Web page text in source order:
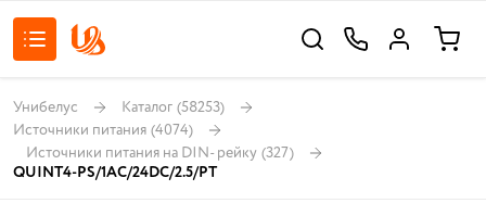
Унибелус Каталог (58253)
Источники питания (4074)
Источники питания на DIN- рейку (327)
QUINT4-PS/1AC/24DC/2.5/PT